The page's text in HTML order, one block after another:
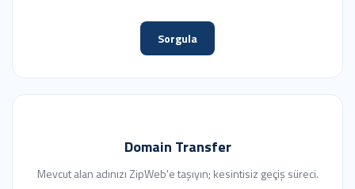
Sorgula
Domain Transfer
Mevcut alan adınızı ZipWeb'e taşıyın; kesintisiz geçiş süreci.